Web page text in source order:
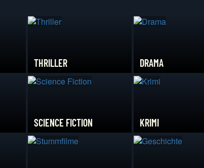
THRILLER DRAMA
SCIENCE FICTION KRIMI